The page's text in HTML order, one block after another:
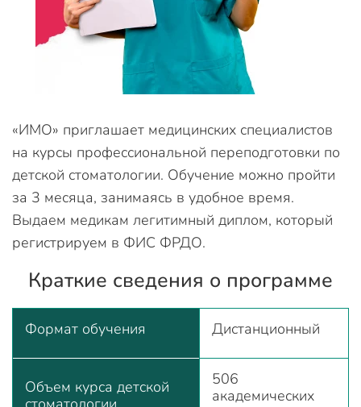
«ИМО» приглашает медицинских специалистов
на курсы профессиональной переподготовки по
детской стоматологии. Обучение можно пройти
за 3 месяца, занимаясь в удобное время.
Выдаем медикам легитимный диплом, который
регистрируем в ФИС ФРДО.
Краткие сведения о программе
Формат обучения Дистанционный
Объем курса детской
506
академических